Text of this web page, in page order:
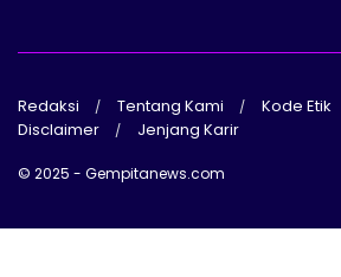
Redaksi Tentang Kami Kode Etik
Disclaimer
Jenjang Karir
© 2025 - Gempitanews.com